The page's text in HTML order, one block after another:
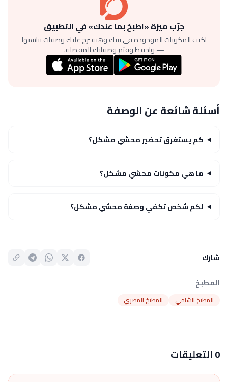
جرّب ميزة «اطبخ بما عندك» في التطبيق
اكتب المكونات الموجودة في بيتك وهنقترح عليك وصفات تناسبها
— واحفظ وقيّم وصفاتك المفضلة.
أسئلة شائعة عن الوصفة
كم يستغرق تحضير محشي مشكل؟
ما هي مكونات محشي مشكل؟
لكم شخص تكفي وصفة محشي مشكل؟
شارك
المطبخ
المطبخ الشامي المطبخ المصري
0 التعليقات